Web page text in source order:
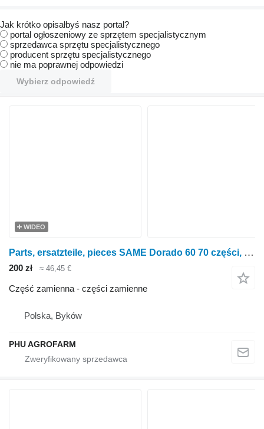
Jak krótko opisałbyś nasz portal?
portal ogłoszeniowy ze sprzętem specjalistycznym
sprzedawca sprzętu specjalistycznego
producent sprzętu specjalistycznego
nie ma poprawnej odpowiedzi
Wybierz odpowiedź
WIDEO
Parts, ersatzteile, pieces SAME Dorado 60 70 części, części zamienne, elementy do ciągnika kołowego SAME Dorado 60 70
200 zł ≈ 46,45 €
Część zamienna - części zamienne
Polska, Byków
PHU AGROFARM